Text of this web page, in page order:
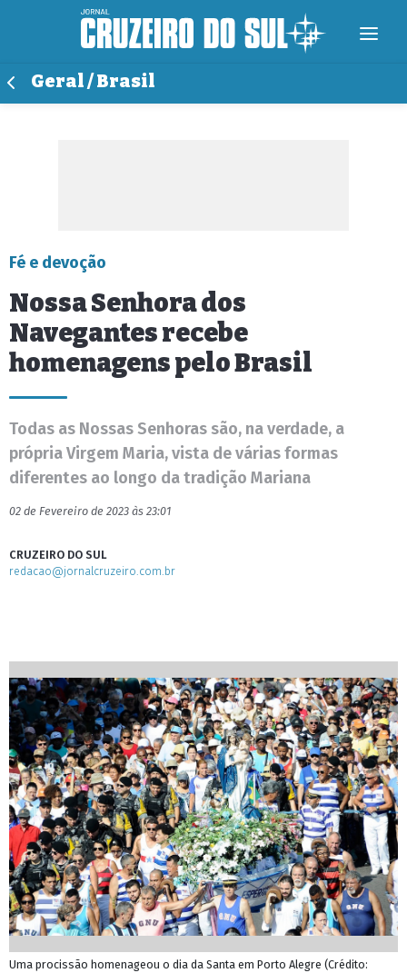
Geral / Brasil
Fé e devoção
Nossa Senhora dos
Navegantes recebe
homenagens pelo Brasil
Todas as Nossas Senhoras são, na verdade, a
própria Virgem Maria, vista de várias formas
diferentes ao longo da tradição Mariana
02 de Fevereiro de 2023 às 23:01
CRUZEIRO DO SUL
redacao@jornalcruzeiro.com.br
Uma procissão homenageou o dia da Santa em Porto Alegre (Crédito: